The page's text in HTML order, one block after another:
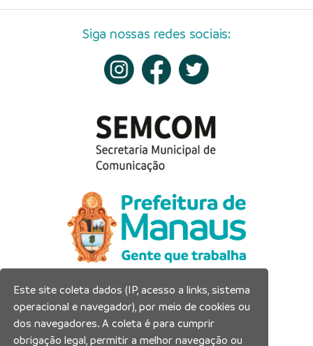
Siga nossas redes sociais:
Prefeitura Municipal de Manaus
Município de Manaus
CNPJ:04.365.326.0001-73
Este site coleta dados (IP, acesso a links, sistema
operacional e navegador), por meio de cookies ou
dos navegadores. A coleta é para cumprir
obrigação legal, permitir a melhor navegação ou